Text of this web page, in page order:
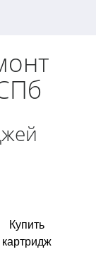
Купить
картридж